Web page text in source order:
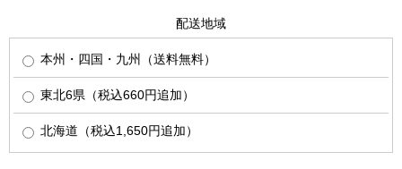
配送地域
本州・四国・九州（送料無料）
東北6県（税込660円追加）
北海道（税込1,650円追加）